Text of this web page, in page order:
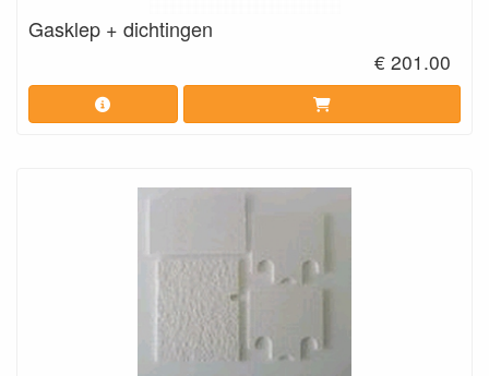
Gasklep + dichtingen
€ 201.00